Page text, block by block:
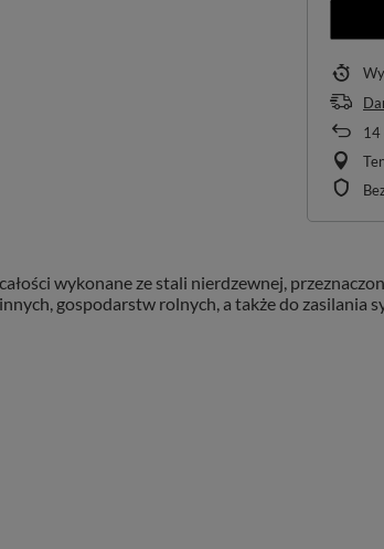
14
wykonane ze stali nierdzewnej,
gospodarstw rolnych, a także do